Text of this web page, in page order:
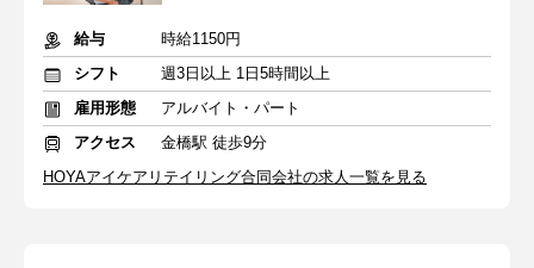
給与
時給1150円
シフト
週3日以上 1日5時間以上
雇用形態
アルバイト・パート
アクセス
金橋駅 徒歩9分
HOYAアイケアリテイリング合同会社の求人一覧を見る